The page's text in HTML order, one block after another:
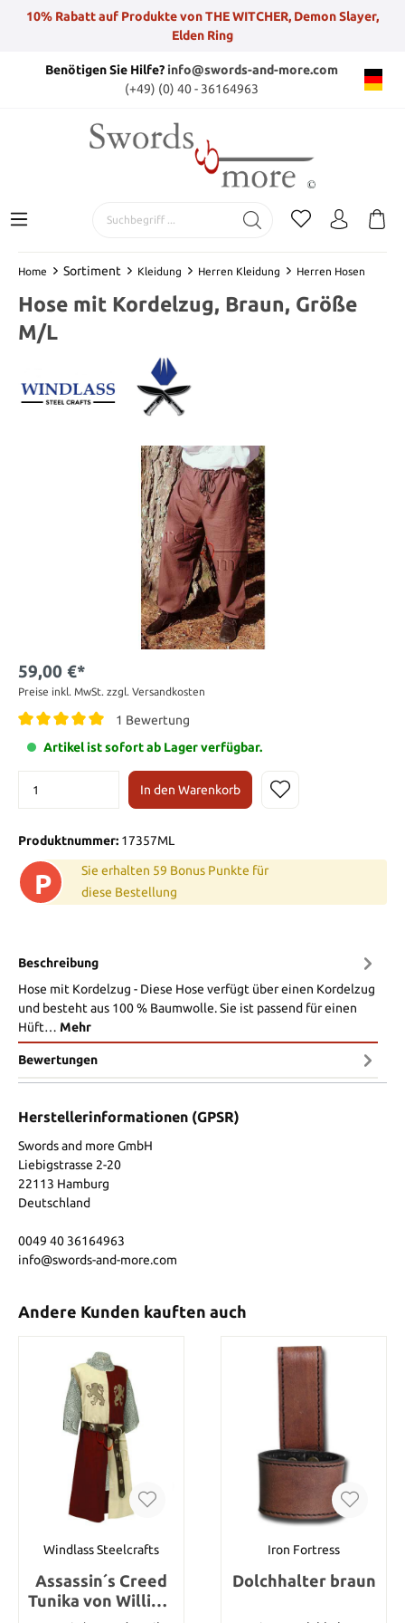
10% Rabatt auf Produkte von THE WITCHER, Demon Slayer,
Elden Ring
Benötigen Sie Hilfe?info@swords-and-more.com
(+49) (0) 40 - 36164963
Home Sortiment Kleidung Herren Kleidung Herren Hosen
Hose mit Kordelzug, Braun, Größe
M/L
59,00 €*
Preise inkl. MwSt. zzgl. Versandkosten
1 Bewertung
Artikel ist sofort ab Lager verfügbar.
In den Warenkorb
Produktnummer: 17357ML
P
Sie erhalten 59 Bonus Punkte für
diese Bestellung
Beschreibung
Hose mit Kordelzug - Diese Hose verfügt über einen Kordelzug
und besteht aus 100 % Baumwolle. Sie ist passend für einen
Hüft… Mehr
Bewertungen
Herstellerinformationen (GPSR)
Swords and more GmbH
Liebigstrasse 2-20
22113 Hamburg
Deutschland
0049 40 36164963
info@swords-and-more.com
Andere Kunden kauften auch
Windlass Steelcrafts
Assassin´s Creed
Tunika von William
Iron Fortress
Dolchhalter braun